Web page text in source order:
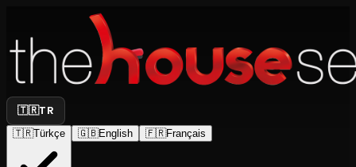
🇹🇷TR
🇹🇷Türkçe 🇬🇧English 🇫🇷Français